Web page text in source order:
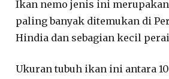
Ikan nemo jenis ini
paling banyak ditemukan di
Hindia dan sebagian kecil
Ukuran tubuh ikan ini antara